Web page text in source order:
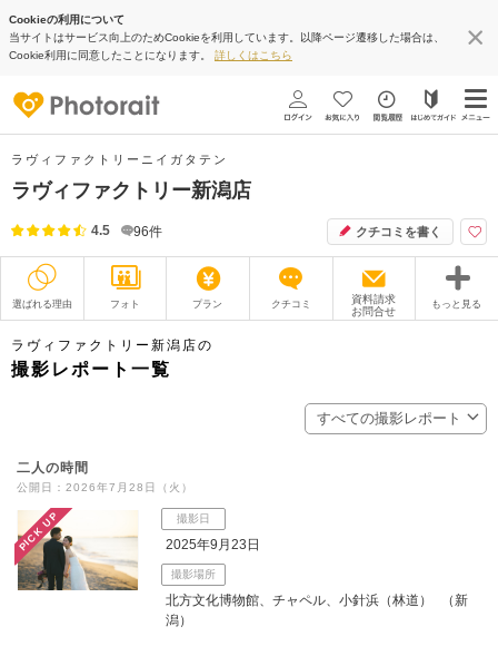
Cookieの利用について
当サイトはサービス向上のためCookieを利用しています。以降ページ遷移した場合は、
Cookie利用に同意したことになります。 詳しくはこちら
ラヴィファクトリーニイガタテン
ラヴィファクトリー新潟店
4.5 96件 クチコミを書く
選ばれる理由 フォト プラン クチコミ
資料請求
お問合せ
もっと見る
撮影レポート
ブログ
アクセス/TEL
ラヴィファクトリー新潟店の
撮影レポート一覧
すべての撮影レポート
二人の時間
公開日：2026年7月28日（火）
PICK UP 撮影日
2025年9月23日
撮影場所
北方文化博物館、チャペル、小針浜（林道）
（新
潟）